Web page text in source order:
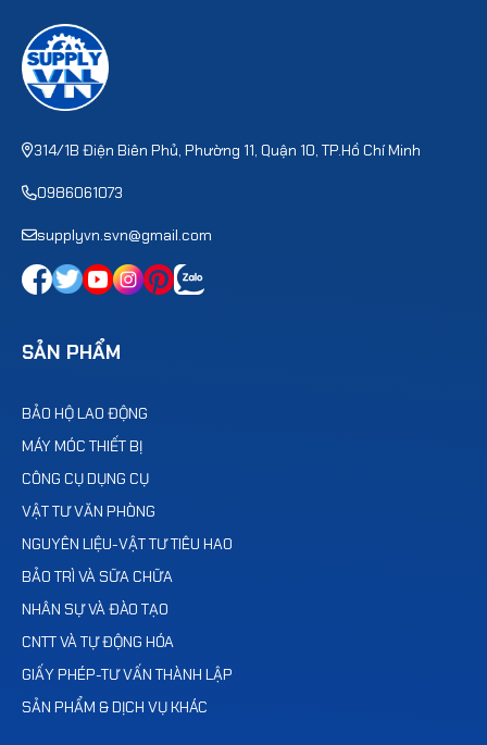
314/1B Điện Biên Phủ, Phường 11, Quận 10, TP.Hồ Chí Minh
0986061073
supplyvn.svn@gmail.com
SẢN PHẨM
BẢO HỘ LAO ĐỘNG
MÁY MÓC THIẾT BỊ
CÔNG CỤ DỤNG CỤ
VẬT TƯ VĂN PHÒNG
NGUYÊN LIỆU-VẬT TƯ TIÊU HAO
BẢO TRÌ VÀ SỮA CHỮA
NHÂN SỰ VÀ ĐÀO TẠO
CNTT VÀ TỰ ĐỘNG HÓA
GIẤY PHÉP-TƯ VẤN THÀNH LẬP
SẢN PHẨM & DỊCH VỤ KHÁC